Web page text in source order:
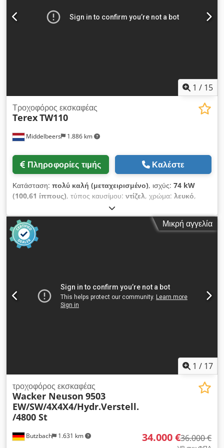
1 / 15
Middelbeers 1.886 km
Τροχοφόρος εκσκαφέας
TerexTW110
Πληροφορίες τιμής Καλέστε
Κατάσταση: πολύ καλή (μεταχειρισμένο), ισχύς: 74 kW
(100,61 ίππους), τύπος καυσίμου: ντίζελ, χρώμα: λευκό,
, Έτος κατασκευής:
λειτουργίας:8.275 h, Γενικές πληροφορίες Έτος μοντέλου:
2008 Αριθμός σειράς: TW01100392 Τεχνικές πληροφορίες
Αριθμός κυλίνδρων: 4 Κίνηση: Τροχοί Καθαρό βάρος: 10.500
kg Λειτουργικά Σήμανση CE: ναι Chodpfx Ahowybvasioa
παρακαλώ επικοινωνήστε με τον Ernst van Hek.
Μικρή αγγελία
1 / 17
Butzbach 1.631 km
τροχοφόρος εκσκαφέας
Wacker Neuson 9503
EW/SW/4X4X4/Hydr.Verstell.
/4800 St
34.000 €36.000 €